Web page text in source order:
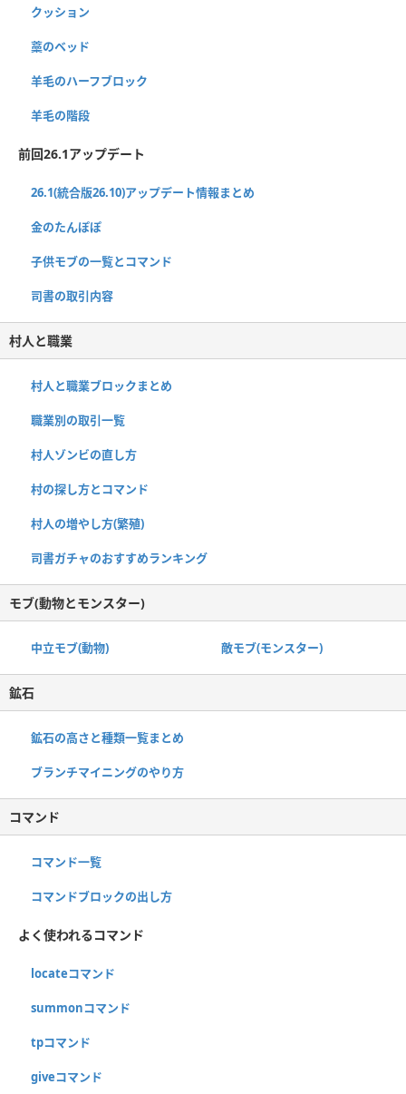
クッション
藁のベッド
羊毛のハーフブロック
羊毛の階段
前回26.1アップデート
26.1(統合版26.10)アップデート情報まとめ
金のたんぽぽ
子供モブの一覧とコマンド
司書の取引内容
村人と職業
村人と職業ブロックまとめ
職業別の取引一覧
村人ゾンビの直し方
村の探し方とコマンド
村人の増やし方(繁殖)
司書ガチャのおすすめランキング
モブ(動物とモンスター)
中立モブ(動物) 敵モブ(モンスター)
鉱石
鉱石の高さと種類一覧まとめ
ブランチマイニングのやり方
コマンド
コマンド一覧
コマンドブロックの出し方
よく使われるコマンド
locateコマンド
summonコマンド
tpコマンド
giveコマンド